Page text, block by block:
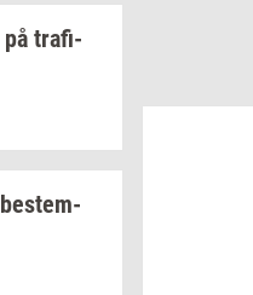
på tra­fi­
be­stem­